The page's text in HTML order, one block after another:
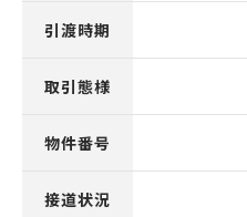
引渡時期
取引態様
物件番号
接道状況